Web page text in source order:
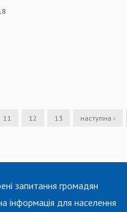
11 12 13 наступна ›
запитання громадян
інформація для населення